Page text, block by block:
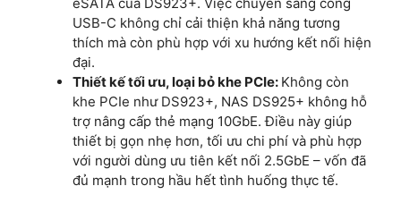
USB-C không chỉ cải thiện khả năng tương
thích mà còn phù hợp với xu hướng kết nối hiện
đại.
Thiết kế tối ưu, loại bỏ khe PCIe: Không còn
khe PCIe như DS923+, NAS DS925+ không hỗ
trợ nâng cấp thẻ mạng 10GbE. Điều này giúp
thiết bị gọn nhẹ hơn, tối ưu chi phí và phù hợp
với người dùng ưu tiên kết nối 2.5GbE – vốn đã
đủ mạnh trong hầu hết tình huống thực tế.